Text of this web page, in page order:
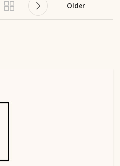
Older